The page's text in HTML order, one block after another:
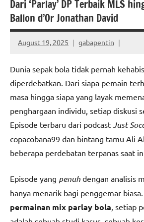
Dari ‘Parlay’ DP Terbaik MLS
Ballon d’Or Jonathan David
August 19, 2025 gabapentin
Dunia sepak bola tidak pernah
diperdebatkan. Dari siapa pemain
masa hingga siapa yang layak
penghargaan individu, setiap diskusi
Episode terbaru dari podcast Just
copacobana99 dan bintang tamu Ali
beberapa perdebatan terpanas saat
Episode yang penuh dengan analisis
hanya menarik bagi penggemar
permainan mix parlay bola , setiap